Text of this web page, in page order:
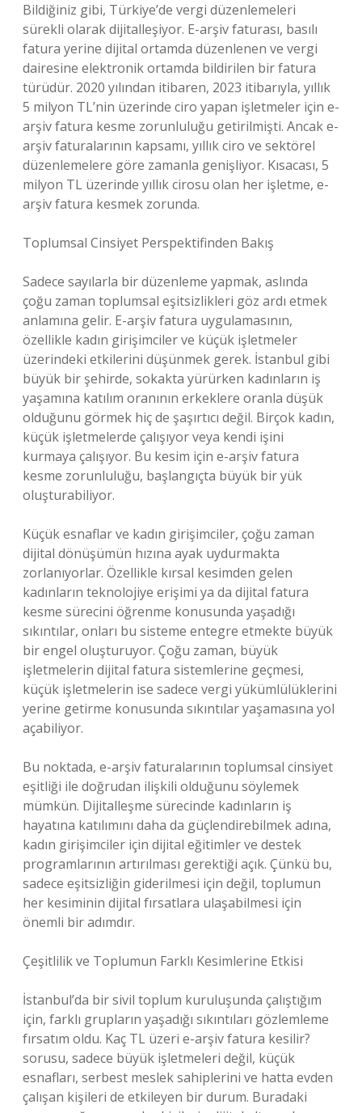
Bildiğiniz gibi, Türkiye’de vergi düzenlemeleri
sürekli olarak dijitalleşiyor. E-arşiv faturası, basılı
fatura yerine dijital ortamda düzenlenen ve vergi
dairesine elektronik ortamda bildirilen bir fatura
türüdür. 2020 yılından itibaren, 2023 itibarıyla, yıllık
5 milyon TL’nin üzerinde ciro yapan işletmeler için e-
arşiv fatura kesme zorunluluğu getirilmişti. Ancak e-
arşiv faturalarının kapsamı, yıllık ciro ve sektörel
düzenlemelere göre zamanla genişliyor. Kısacası, 5
milyon TL üzerinde yıllık cirosu olan her işletme, e-
arşiv fatura kesmek zorunda.
Toplumsal Cinsiyet Perspektifinden Bakış
Sadece sayılarla bir düzenleme yapmak, aslında
çoğu zaman toplumsal eşitsizlikleri göz ardı etmek
anlamına gelir. E-arşiv fatura uygulamasının,
özellikle kadın girişimciler ve küçük işletmeler
üzerindeki etkilerini düşünmek gerek. İstanbul gibi
büyük bir şehirde, sokakta yürürken kadınların iş
yaşamına katılım oranının erkeklere oranla düşük
olduğunu görmek hiç de şaşırtıcı değil. Birçok kadın,
küçük işletmelerde çalışıyor veya kendi işini
kurmaya çalışıyor. Bu kesim için e-arşiv fatura
kesme zorunluluğu, başlangıçta büyük bir yük
oluşturabiliyor.
Küçük esnaflar ve kadın girişimciler, çoğu zaman
dijital dönüşümün hızına ayak uydurmakta
zorlanıyorlar. Özellikle kırsal kesimden gelen
kadınların teknolojiye erişimi ya da dijital fatura
kesme sürecini öğrenme konusunda yaşadığı
sıkıntılar, onları bu sisteme entegre etmekte büyük
bir engel oluşturuyor. Çoğu zaman, büyük
işletmelerin dijital fatura sistemlerine geçmesi,
küçük işletmelerin ise sadece vergi yükümlülüklerini
yerine getirme konusunda sıkıntılar yaşamasına yol
açabiliyor.
Bu noktada, e-arşiv faturalarının toplumsal cinsiyet
eşitliği ile doğrudan ilişkili olduğunu söylemek
mümkün. Dijitalleşme sürecinde kadınların iş
hayatına katılımını daha da güçlendirebilmek adına,
kadın girişimciler için dijital eğitimler ve destek
programlarının artırılması gerektiği açık. Çünkü bu,
sadece eşitsizliğin giderilmesi için değil, toplumun
her kesiminin dijital fırsatlara ulaşabilmesi için
önemli bir adımdır.
Çeşitlilik ve Toplumun Farklı Kesimlerine Etkisi
İstanbul’da bir sivil toplum kuruluşunda çalıştığım
için, farklı grupların yaşadığı sıkıntıları gözlemleme
fırsatım oldu. Kaç TL üzeri e-arşiv fatura kesilir?
sorusu, sadece büyük işletmeleri değil, küçük
esnafları, serbest meslek sahiplerini ve hatta evden
çalışan kişileri de etkileyen bir durum. Buradaki